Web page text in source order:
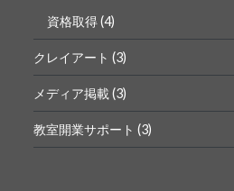
資格取得(4)
クレイアート (3)
メディア掲載 (3)
教室開業サポート (3)